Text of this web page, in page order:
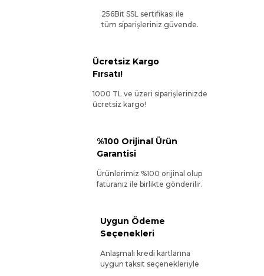
256Bit SSL sertifikası ile
tüm siparişleriniz güvende.
Ücretsiz Kargo
Fırsatı!
1000 TL ve üzeri siparişlerinizde
ücretsiz kargo!
%100 Orijinal Ürün
Garantisi
Ürünlerimiz %100 orijinal olup
faturanız ile birlikte gönderilir.
Uygun Ödeme
Seçenekleri
Anlaşmalı kredi kartlarına
uygun taksit seçenekleriyle